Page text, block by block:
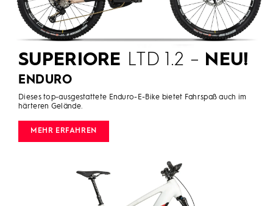
SUPERIORE LTD 1.2 – NEU!
ENDURO
Dieses top-ausgestattete Enduro-E-Bike bietet Fahrspaß auch im
härteren Gelände.
MEHR ERFAHREN